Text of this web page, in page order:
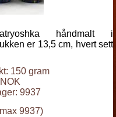
håndmalt i
er 13,5 cm, hvert sett
150 gram
9937
9937)